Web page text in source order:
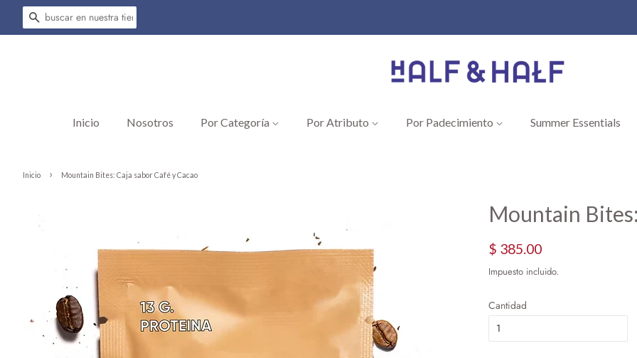
Buscar
Inicio Nosotros Por Categoría Por Atributo Por Padecimiento Summer Essentials
Inicio › Mountain Bites: Caja sabor Café y Cacao
Mountain
Precio
$ 385.00
oferta
Impuesto incluido.
Cantidad